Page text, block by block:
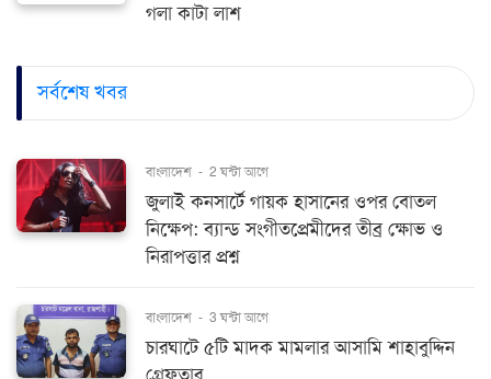
গলা কাটা লাশ
সর্বশেষ খবর
বাংলাদেশ - 2 ঘন্টা আগে
জুলাই কনসার্টে গায়ক হাসানের ওপর বোতল
নিক্ষেপ: ব্যান্ড সংগীতপ্রেমীদের তীব্র ক্ষোভ ও
নিরাপত্তার প্রশ্ন
বাংলাদেশ - 3 ঘন্টা আগে
চারঘাটে ৫টি মাদক মামলার আসামি শাহাবুদ্দিন